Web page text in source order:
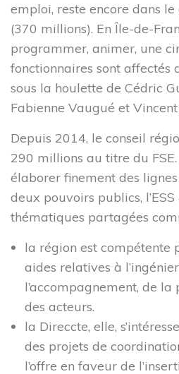
emploi, reste encore dans
(370 millions). En Île-de-
programmer, animer, une
fonctionnaires sont affectés
sous la houlette de Cédric
Fabienne Vaugué et
Depuis 2014, le conseil
290 millions au titre du
élaborer finement des
deux pouvoirs publics,
thématiques partagées
la région est compétente
aides relatives à
l’accompagnement, de
des acteurs.
la Direccte, elle,
des projets de
l’offre en faveur de
Accès rapide
L’ESS actrice de la Transition
Adhésion à la CRESS
Se former
L’observatoire IDF
Dispositif local d’accompagnement
Presse
Divers
Actualités
Agenda
Nous contacter
Proposer un article à publier
Mentions légales
Politique de confidentialité